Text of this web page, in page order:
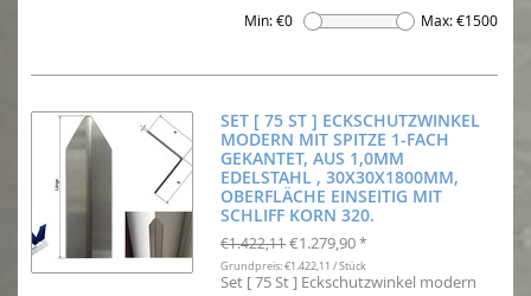
Min: €0 Max: €1500
SET [ 75 ST ] ECKSCHUTZWINKEL
MODERN MIT SPITZE 1-FACH
GEKANTET, AUS 1,0MM
EDELSTAHL , 30X30X1800MM,
OBERFLÄCHE EINSEITIG MIT
SCHLIFF KORN 320.
€1.422,11 €1.279,90 *
Grundpreis: €1.422,11 / Stück
Set [ 75 St ] Eckschutzwinkel modern